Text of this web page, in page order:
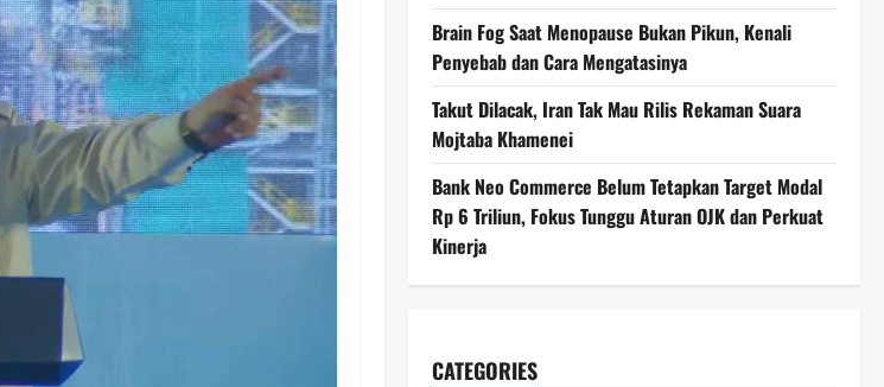
Brain Fog Saat Menopause Bukan Pikun, Kenali
Penyebab dan Cara Mengatasinya
Takut Dilacak, Iran Tak Mau Rilis Rekaman Suara
Mojtaba Khamenei
Bank Neo Commerce Belum Tetapkan Target Modal
Rp 6 Triliun, Fokus Tunggu Aturan OJK dan Perkuat
Kinerja
CATEGORIES